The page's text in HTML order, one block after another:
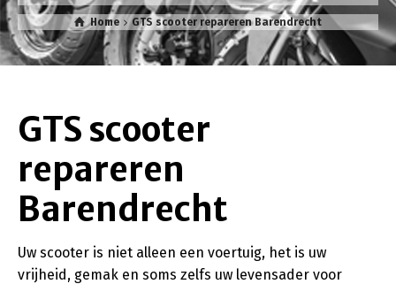
Home GTS scooter repareren Barendrecht
GTS scooter
repareren
Barendrecht
Uw scooter is niet alleen een voertuig, het is uw
vrijheid, gemak en soms zelfs uw levensader voor